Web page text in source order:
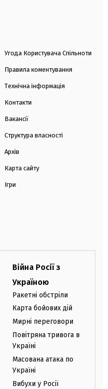
Угода Користувача Спільноти
Правила коментування
Технічна інформація
Контакти
Вакансії
Структура власності
Архів
Карта сайту
Ігри
Війна Росії з
Україною
Ракетні обстріли
Карта бойових дій
Мирні переговори
Повітряна тривога в
Україні
Масована атака по
Україні
Вибухи у Росії